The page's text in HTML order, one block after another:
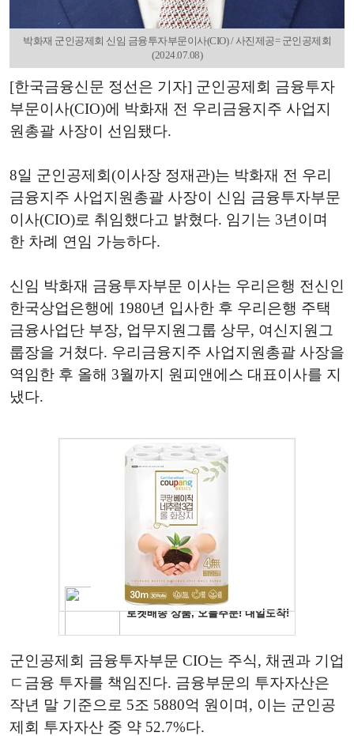
박화재 군인공제회 신임 금융투자부문이사(CIO) / 사진제공= 군인공제회
(2024.07.08)
[한국금융신문 정선은 기자] 군인공제회 금융투자
부문이사(CIO)에 박화재 전 우리금융지주 사업지
원총괄 사장이 선임됐다.
8일 군인공제회(이사장 정재관)는 박화재 전 우리
금융지주 사업지원총괄 사장이 신임 금융투자부문
이사(CIO)로 취임했다고 밝혔다. 임기는 3년이며
한 차례 연임 가능하다.
신임 박화재 금융투자부문 이사는 우리은행 전신인
한국상업은행에 1980년 입사한 후 우리은행 주택
금융사업단 부장, 업무지원그룹 상무, 여신지원그
룹장을 거쳤다. 우리금융지주 사업지원총괄 사장을
역임한 후 올해 3월까지 원피앤에스 대표이사를 지
냈다.
군인공제회 금융투자부문 CIO는 주식, 채권과 기업
ㄷ금융 투자를 책임진다. 금융부문의 투자자산은
작년 말 기준으로 5조 5880억 원이며, 이는 군인공
제회 투자자산 중 약 52.7%다.